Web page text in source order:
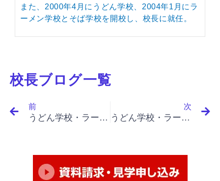
また、2000年4月にうどん学校、2004年1月にラ
ーメン学校とそば学校を開校し、校長に就任。
校長ブログ一覧
前
うどん学校・ラーメン学校・そば学校・パスタ学校で開業&成果アップ｜「イノベーションと起業家精神（最終）」「イノベーションの原理、体系としてのイノベーション、その騎士道」
次
うどん学校・ラーメン学校・そば学校・パスタ学校で開業&成果アップ｜ 「イノベーションと起業家精神（最終）」「なすべきでないこと、イノベーションを成功させるための３つの条件」